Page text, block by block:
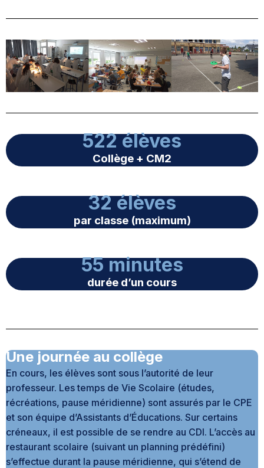
522 élèves
Collège + CM2
32 élèves
par classe (maximum)
55 minutes
durée d’un cours
Une journée au collège
En cours, les élèves sont sous l’autorité de leur
professeur. Les temps de Vie Scolaire (études,
récréations, pause méridienne) sont assurés par le CPE
et son équipe d’Assistants d’Éducations. Sur certains
créneaux, il est possible de se rendre au CDI. L’accès au
restaurant scolaire (suivant un planning prédéfini)
s’effectue durant la pause méridienne, qui s’étend de